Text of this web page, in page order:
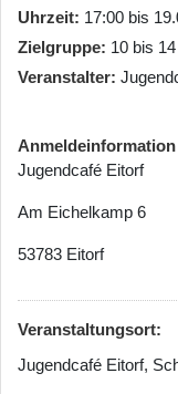
Uhrzeit 17:00 bis
Zielgruppe 10 bis
Veranstalter
Jugendcafé Eitorf
Am Eichelkamp 6
53783 Eitorf
Veranstaltungsort:
Jugendcafé Eitorf,